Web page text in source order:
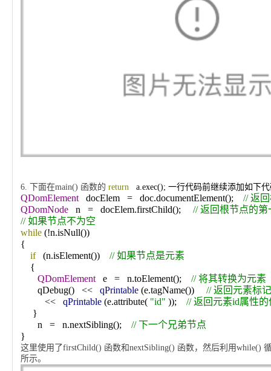
6. 下面在main() 函数的 return a.exec(); 一行代码前继续添加如下
QDomElement docElem = doc.documentElement(); // 返
QDomNode
n = docElem.firstChild(); // 返回根节点的第
// 如果节点不为空
while (!n.isNull())
{
if
(n.isElement()) // 如果节点是元素
{
QDomElement
e = n.toElement(); // 将其转换为元素
qDebug()
<< qPrintable (e.tagName()) // 返回元素标记
<<
qPrintable (e.attribute( "id" )); // 返回元素id属性的
}
n
= n.nextSibling(); // 下一个兄弟节点
}
这里使用了firstChild() 函数和nextSibling() 函数，然后利用while()
所示。